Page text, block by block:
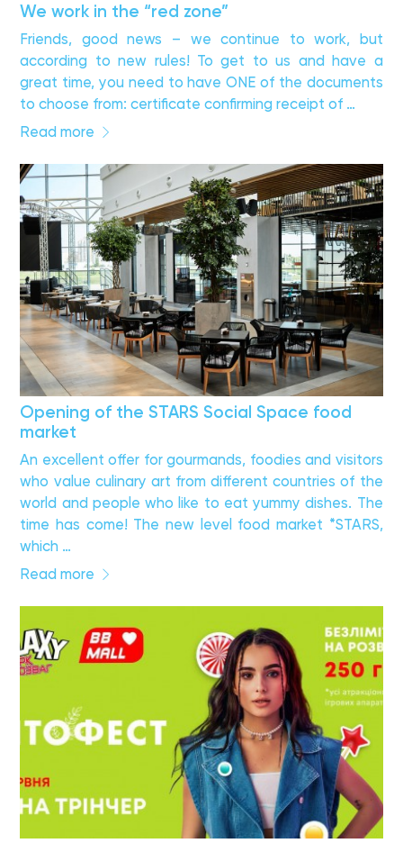
We work in the “red zone”
Friends, good news – we continue to work, but
according to new rules! To get to us and have a
great time, you need to have ONE of the documents
to choose from: certificate confirming receipt of …
Read more
Opening of the STARS Social Space food
market
An excellent offer for gourmands, foodies and visitors
who value culinary art from different countries of the
world and people who like to eat yummy dishes. The
time has come! The new level food market *STARS,
which …
Read more